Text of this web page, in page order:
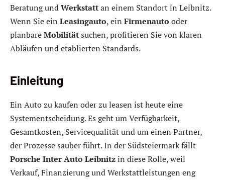
Beratung undWerkstattan einem Standort in Leibnitz.
Wenn Sie ein Leasingauto, ein Firmenauto oder
planbareMobilitätsuchen, profitieren Sie von klaren
Abläufen und etablierten Standards.
Einleitung
Ein Auto zu kaufen oder zu leasen ist heute eine
Systementscheidung. Es geht um Verfügbarkeit,
Gesamtkosten, Servicequalität und um einen Partner,
der Prozesse sauber führt. In der Südsteiermark fällt
Porsche Inter Auto Leibnitzin diese Rolle, weil
Verkauf, Finanzierung und Werkstattleistungen eng